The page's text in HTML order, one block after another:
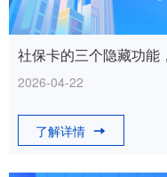
社保卡的三个隐藏功能
2026-04-22
了解详情